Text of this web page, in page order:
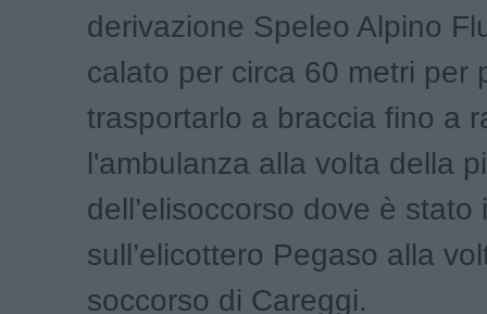
derivazione Speleo Alpino
calato per circa 60 metri per
trasportarlo a braccia fino a
l'ambulanza alla volta della
dell’elisoccorso dove è stato
sull’elicottero Pegaso alla
soccorso di Careggi.